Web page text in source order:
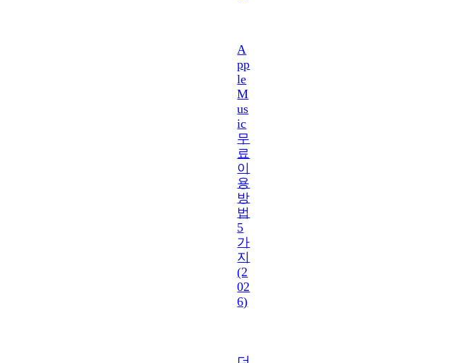
A
pp
le
M
us
ic
무
료
이
용
방
법
5
가
지
(2
02
6)